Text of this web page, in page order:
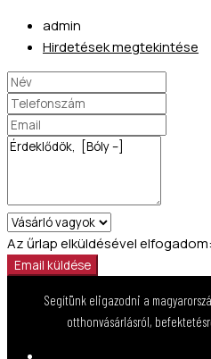
admin
Hirdetések megtekintése
Az űrlap elküldésével elfogadom:
Email küldése
Segítünk eligazodni a
otthonvásárlásról,